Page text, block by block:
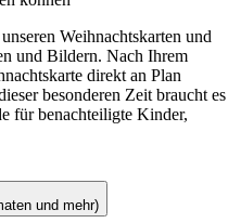
Weihnachtskarten und
und Bildern. Nach Ihrem
direkt an Plan
besonderen Zeit braucht es
für benachteiligte Kinder,
und mehr)